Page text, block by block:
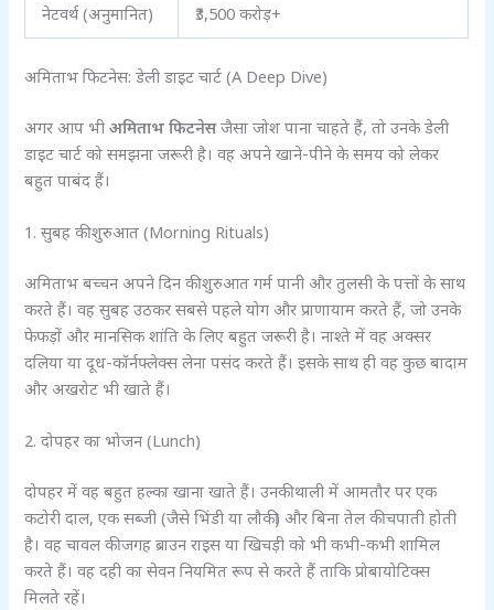
नेटवर्थ (अनुमानित) ₹3,500 करोड़+
अमिताभ फिटनेस: डेली डाइट चार्ट (A Deep Dive)
अगर आप भीअमिताभ फिटनेसजैसा जोश पाना चाहते हैं, तो उनके डेली
डाइट चार्ट को समझना जरूरी है। वह अपने खाने-पीने के समय को लेकर
बहुत पाबंद हैं।
1. सुबह की शुरुआत (Morning Rituals)
अमिताभ बच्चन अपने दिन की शुरुआत गर्म पानी और तुलसी के पत्तों के साथ
करते हैं। वह सुबह उठकर सबसे पहले योग और प्राणायाम करते हैं, जो उनके
फेफड़ों और मानसिक शांति के लिए बहुत जरूरी है। नाश्ते में वह अक्सर
दलिया या दूध-कॉर्नफ्लेक्स लेना पसंद करते हैं। इसके साथ ही वह कुछ बादाम
और अखरोट भी खाते हैं।
2. दोपहर का भोजन (Lunch)
दोपहर में वह बहुत हल्का खाना खाते हैं। उनकी थाली में आमतौर पर एक
कटोरी दाल, एक सब्जी (जैसे भिंडी या लौकी) और बिना तेल की चपाती होती
है। वह चावल की जगह ब्राउन राइस या खिचड़ी को भी कभी-कभी शामिल
करते हैं। वह दही का सेवन नियमित रूप से करते हैं ताकि प्रोबायोटिक्स
मिलते रहें।